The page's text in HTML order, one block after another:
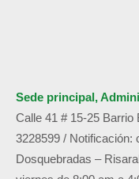
Sede principal,
Calle 41 # 15-25 Barrio
3228599 / Notificación:
Dosquebradas –